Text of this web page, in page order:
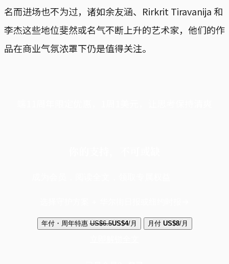
名而进场也不为过，诸如余友涵、Rirkrit Tiravanija 和
李杰这些地位斐然或名气不断上升的艺术家，他们的作
品在商业气氛浓罩下仍是值得关注。
年付・周年特惠 US$6.5US$4/月 月付 US$8/月